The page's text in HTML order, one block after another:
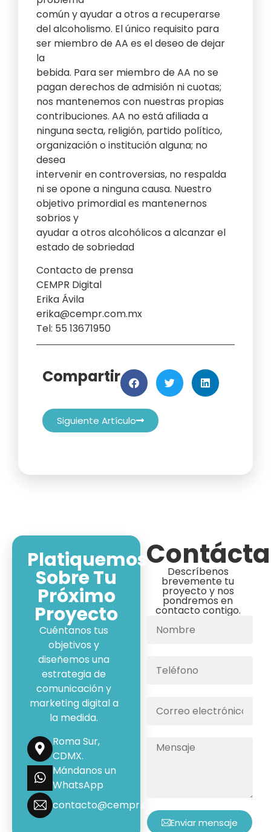
común y ayudar a otros a recuperarse
del alcoholismo. El único requisito para
ser miembro de AA es el deseo de dejar
la
bebida. Para ser miembro de AA no se
pagan derechos de admisión ni cuotas;
nos mantenemos con nuestras propias
contribuciones. AA no está afiliada a
ninguna secta, religión, partido político,
organización o institución alguna; no
desea
intervenir en controversias, no respalda
ni se opone a ninguna causa. Nuestro
objetivo primordial es mantenernos
sobrios y
ayudar a otros alcohólicos a alcanzar el
estado de sobriedad
Contacto de prensa
CEMPR Digital
Erika Ávila
erika@cempr.com.mx
Tel: 55 13671950
Compartir
Siguiente Artículo
Platiquemos
Sobre Tu
Próximo
Proyecto
Cuéntanos tus
objetivos y
diseñemos una
estrategia de
comunicación y
marketing digital a
la medida.
Roma Sur,
CDMX.
Mándanos un
WhatsApp
contacto@cempr.com.mx
Descríbenos
brevemente tu
proyecto y nos
pondremos en
contacto contigo.
Enviar mensaje